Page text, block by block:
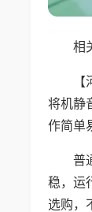
相
将机静
作简单
普
稳，运
选购，